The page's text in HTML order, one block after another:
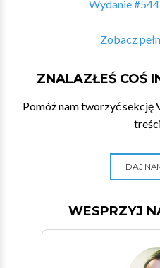
Wydanie
Zobacz
ZNALAZŁEŚ COŚ
Pomóż nam tworzyć sekcję
DAJ
WESPRZYJ